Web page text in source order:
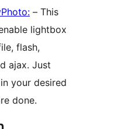
– This
lightbox
flash,
ajax. Just
your desired
done.